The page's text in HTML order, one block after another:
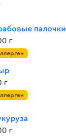
палочки
г
г
г